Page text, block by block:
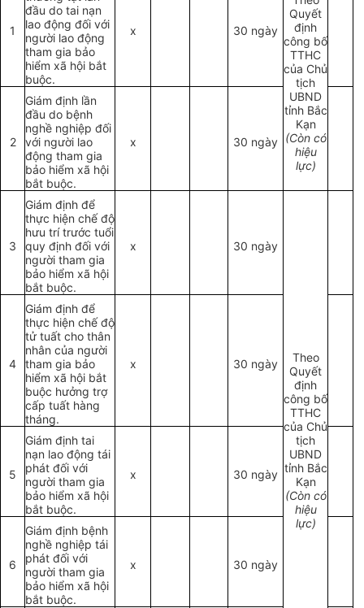
1
đầu do tai nạn
lao động đối với
người lao động
tham gia bảo
hiểm xã hội bắt
buộc.
x 30 ngày
Quyết
định
công bố
TTHC
của Chủ
tịch
UBND
tỉnh Bắc
Kạn
(Còn có
hiệu
lực)
2
Giám định lần
đầu do bệnh
nghề nghiệp đối
với người lao
động tham gia
bảo hiểm xã hội
bắt buộc.
x 30 ngày
3
Giám định để
thực hiện chế độ
hưu trí trước tuổi
quy định đối với
người tham gia
bảo hiểm xã hội
bắt buộc.
x 30 ngày
Theo
Quyết
định
công bố
TTHC
của Chủ
tịch
UBND
tỉnh Bắc
Kạn
(Còn có
hiệu
lực)
4
Giám định để
thực hiện chế độ
tử tuất cho thân
nhân của người
tham gia bảo
hiểm xã hội bắt
buộc hưởng trợ
cấp tuất hàng
tháng.
x 30 ngày
5
Giám định tai
nạn lao động tái
phát đối với
người tham gia
bảo hiểm xã hội
bắt buộc.
x 30 ngày
6
Giám định bệnh
nghề nghiệp tái
phát đối với
người tham gia
bảo hiểm xã hội
bắt buộc.
x 30 ngày